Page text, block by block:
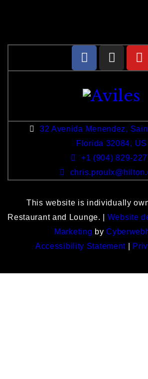
32 Avenida Menendez,
Florida 32084, US
+1 (904) 829-
This website is individually
Restaurant and Lounge. | Website
Marketing by
Accessibility Statement